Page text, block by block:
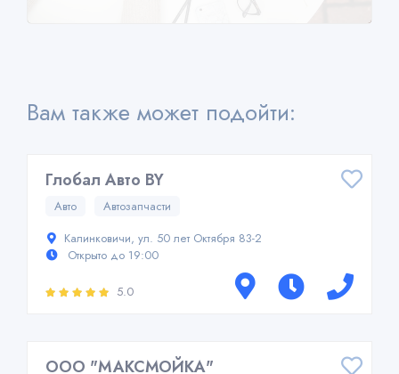
Вам также может подойти:
Глобал Авто BY
Авто
Автозапчасти
Калинковичи, ул. 50 лет Октября 83-2
Открыто до 19:00
5.0
ООО "МАКСМОЙКА"